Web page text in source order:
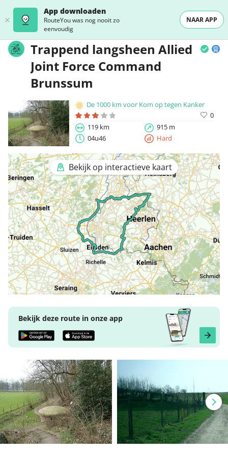
App downloaden
RouteYou was nog nooit zo
eenvoudig
NAAR APP
Trappend langsheen Allied
Joint Force Command
Brunssum
De 1000 km voor Kom op tegen Kanker
0
119 km
915 m
04u46
Hard
Bekijk op interactieve kaart
Bekijk deze route in onze app